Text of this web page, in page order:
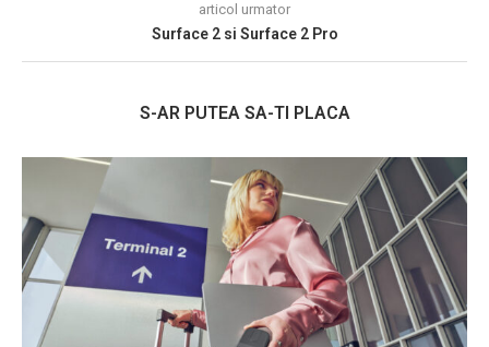
articol urmator
Surface 2 si Surface 2 Pro
S-AR PUTEA SA-TI PLACA